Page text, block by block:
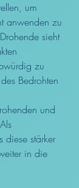
um
anwenden zu
sieht
zu
Bedrohten
und
diese stärker
in die